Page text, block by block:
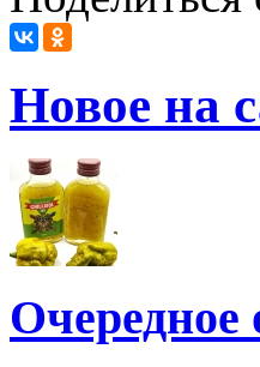
Новое на
Очередное